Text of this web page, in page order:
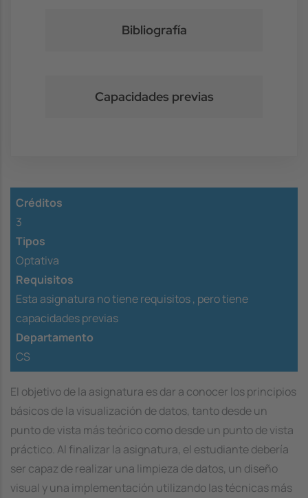
Bibliografía
Capacidades previas
Créditos
3
Tipos
Optativa
Requisitos
Esta asignatura no tiene requisitos , pero tiene
capacidades previas
Departamento
CS
El objetivo de la asignatura es dar a conocer los principios
básicos de la visualización de datos, tanto desde un
punto de vista más teórico como desde un punto de vista
práctico. Al finalizar la asignatura, el estudiante debería
ser capaz de realizar una limpieza de datos, un diseño
visual y una implementación utilizando las técnicas más